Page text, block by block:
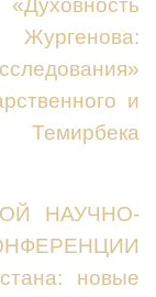
и
НАУЧНО-
новые